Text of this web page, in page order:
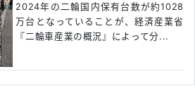
2024年の二輪国内保有台数が約1028
万台となっていることが、経済産業省
『二輪車産業の概況』によって分...